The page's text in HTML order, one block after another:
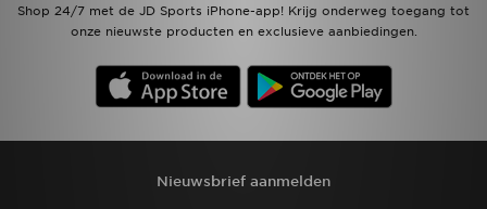
Shop 24/7 met de JD Sports iPhone-app! Krijg onderweg toegang tot
onze nieuwste producten en exclusieve aanbiedingen.
Nieuwsbrief aanmelden